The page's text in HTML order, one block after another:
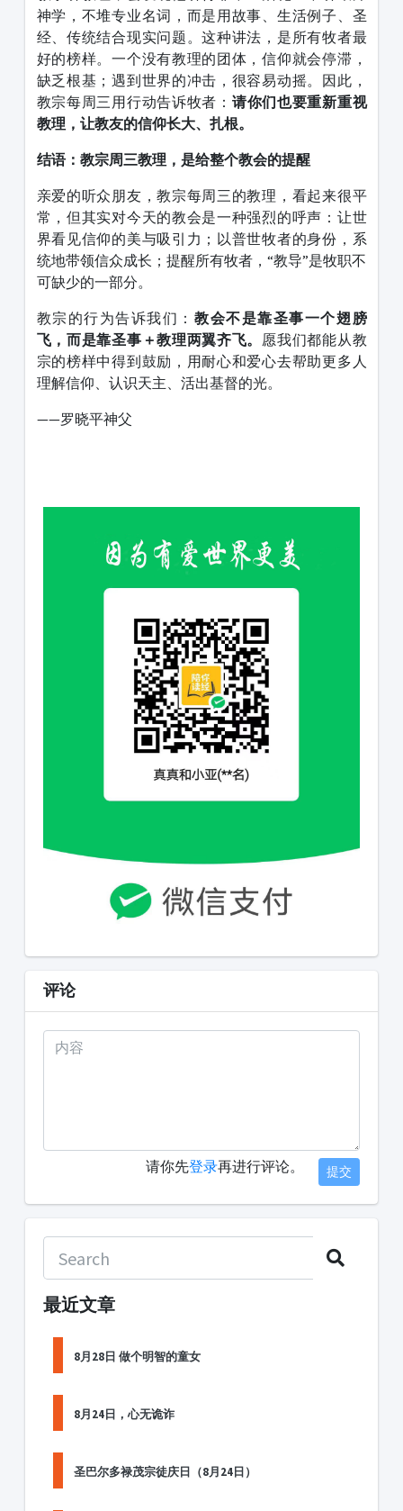
神学，不堆专业名词，而是用故事、生活例子、圣
经、传统结合现实问题。这种讲法，是所有牧者最
好的榜样。一个没有教理的团体，信仰就会停滞，
缺乏根基；遇到世界的冲击，很容易动摇。因此，
教宗每周三用行动告诉牧者： 请你们也要重新重视
教理，让教友的信仰长大、扎根。
结语：教宗周三教理，是给整个教会的提醒
亲爱的听众朋友，教宗每周三的教理，看起来很平
常，但其实对今天的教会是一种强烈的呼声：让世
界看见信仰的美与吸引力；以普世牧者的身份，系
统地带领信众成长；提醒所有牧者，“教导”是牧职不
可缺少的一部分。
教宗的行为告诉我们： 教会不是靠圣事一个翅膀
飞，而是靠圣事＋教理两翼齐飞。 愿我们都能从教
宗的榜样中得到鼓励，用耐心和爱心去帮助更多人
理解信仰、认识天主、活出基督的光。
——罗晓平神父
评论
请你先登录再进行评论。 提交
最近文章
8月28日 做个明智的童女
8月24日，心无诡诈
圣巴尔多禄茂宗徒庆日（8月24日）